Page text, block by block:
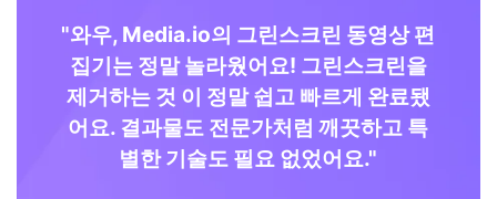
"와우, Media.io의 그린스크린 동영상 편
집기는 정말 놀라웠어요! 그린스크린을
제거하는 것 이 정말 쉽고 빠르게 완료됐
어요. 결과물도 전문가처럼 깨끗하고 특
별한 기술도 필요 없었어요."